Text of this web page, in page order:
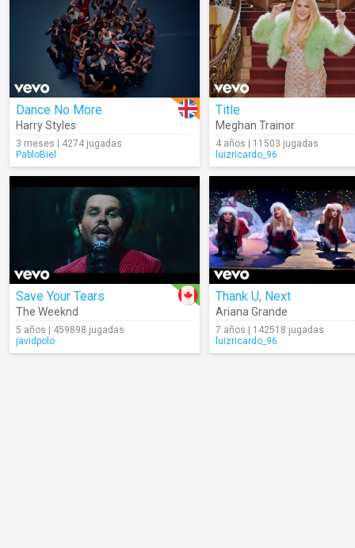
Dance No More
Harry Styles
3 meses | 4274 jugadas
PabloBiel
Title
Meghan Trainor
4 años | 11503 jugadas
luizricardo_96
Save Your Tears
The Weeknd
5 años | 459898 jugadas
javidpolo
Thank U, Next
Ariana Grande
7 años | 142518 jugadas
luizricardo_96